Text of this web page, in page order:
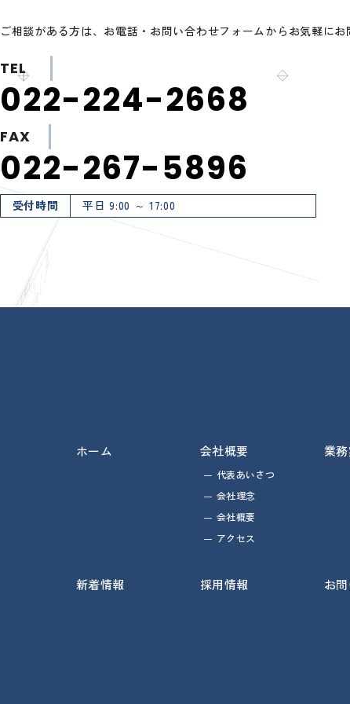
ご相談がある方は、お電話・お問い合わせフォームからお気軽にお
TEL
022-224-2668
FAX
022-267-5896
受付時間 平日 9:00 ～ 17:00
ホーム 会社概要
代表あいさつ
会社理念
会社概要
アクセス
業
新着情報 採用情報 お